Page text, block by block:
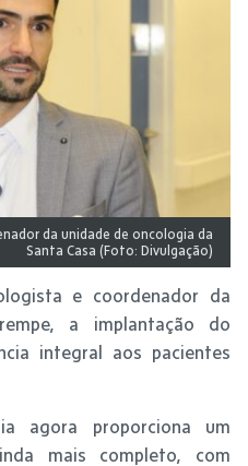
da unidade de oncologia da
Santa Casa (Foto: Divulgação)
e coordenador da
a implantação do
integral aos pacientes
agora proporciona um
mais completo, com